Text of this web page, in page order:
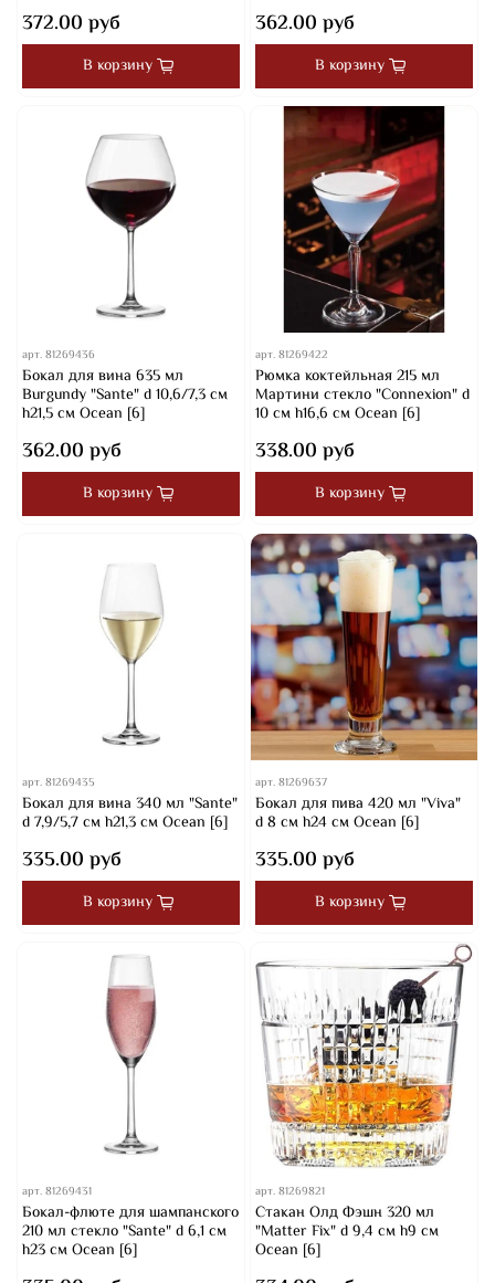
372.00 руб
В корзину
362.00 руб
В корзину
арт.81269436
Бокал для вина 635 мл
Burgundy "Sante" d 10,6/7,3 см
h21,5 см Ocean [6]
362.00 руб
В корзину
арт.81269422
Рюмка коктейльная 215 мл
Мартини стекло "Connexion" d
10 см h16,6 см Ocean [6]
338.00 руб
В корзину
арт.81269435
Бокал для вина 340 мл "Sante"
d 7,9/5,7 см h21,3 см Ocean [6]
335.00 руб
В корзину
арт.81269637
Бокал для пива 420 мл "Viva"
d 8 см h24 см Ocean [6]
335.00 руб
В корзину
арт.81269431
Бокал-флюте для шампанского
210 мл стекло "Sante" d 6,1 см
h23 см Ocean [6]
арт.81269821
Стакан Олд Фэшн 320 мл
"Matter Fix" d 9,4 см h9 см
Ocean [6]